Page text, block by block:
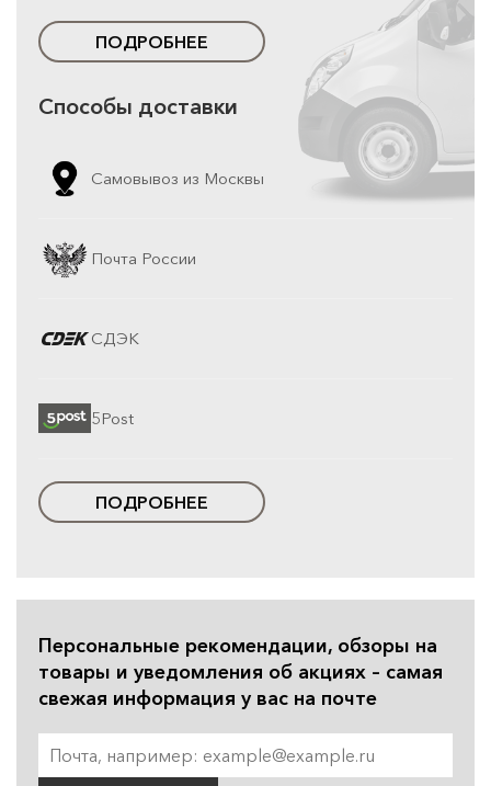
ПОДРОБНЕЕ
Способы доставки
Самовывоз из Москвы
Почта России
СДЭК
5Post
ПОДРОБНЕЕ
Персональные рекомендации, обзоры на
товары и уведомления об акциях – самая
свежая информация у вас на почте